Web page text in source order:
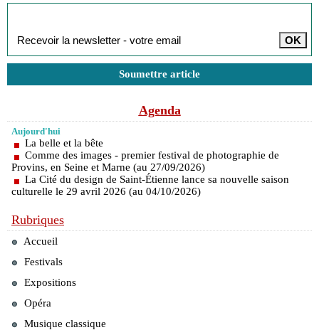
Soumettre article
Agenda
Aujourd'hui
La belle et la bête
Comme des images - premier festival de photographie de
Provins, en Seine et Marne (au 27/09/2026)
La Cité du design de Saint-Étienne lance sa nouvelle saison
culturelle le 29 avril 2026 (au 04/10/2026)
Rubriques
Accueil
Festivals
Expositions
Opéra
Musique classique